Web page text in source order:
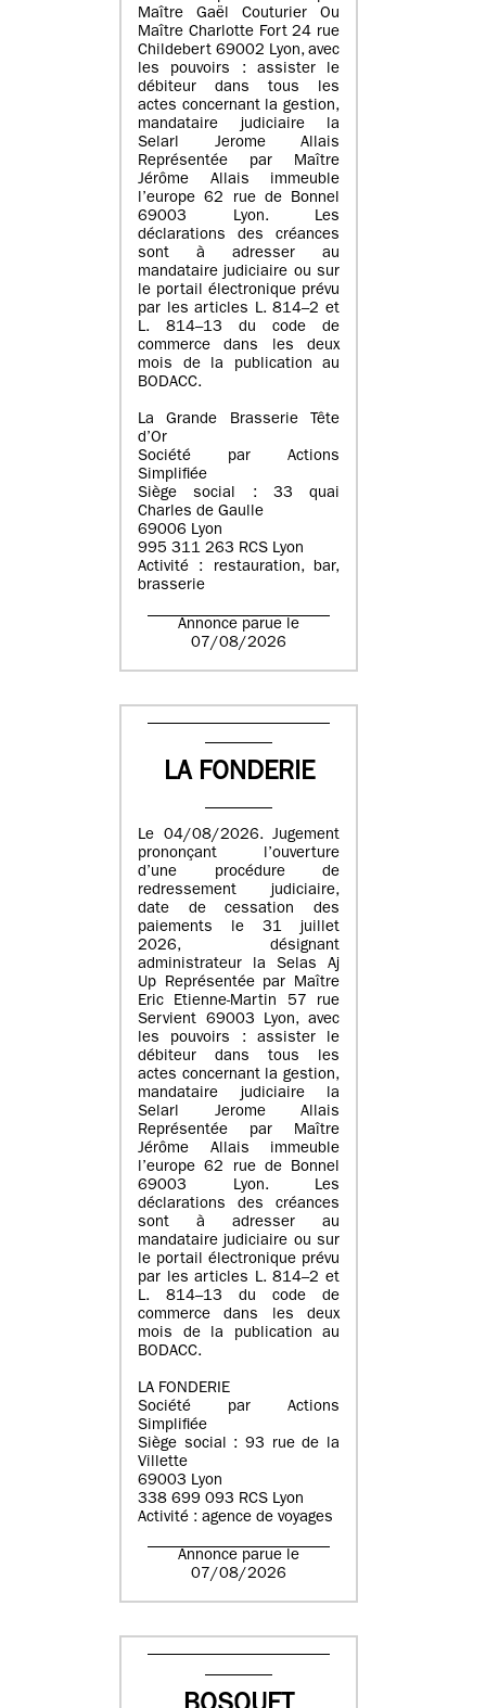
Maître Gaël Couturier Ou
Maître Charlotte Fort 24 rue
Childebert 69002 Lyon, avec
les pouvoirs : assister le
débiteur dans tous les
actes concernant la gestion,
mandataire judiciaire la
Selarl Jerome Allais
Représentée par Maître
Jérôme Allais immeuble
l’europe 62 rue de Bonnel
69003 Lyon. Les
déclarations des créances
sont à adresser au
mandataire judiciaire ou sur
le portail électronique prévu
par les articles L. 814–2 et
L. 814–13 du code de
commerce dans les deux
mois de la publication au
BODACC.
La Grande Brasserie Tête
d’Or
Société par Actions
Simplifiée
Siège social : 33 quai
Charles de Gaulle
69006 Lyon
995 311 263 RCS Lyon
Activité : restauration, bar,
brasserie
Annonce parue le
07/08/2026
LA FONDERIE
Le 04/08/2026. Jugement
prononçant l’ouverture
d’une procédure de
redressement judiciaire,
date de cessation des
paiements le 31 juillet
2026, désignant
administrateur la Selas Aj
Up Représentée par Maître
Eric Etienne-Martin 57 rue
Servient 69003 Lyon, avec
les pouvoirs : assister le
débiteur dans tous les
actes concernant la gestion,
mandataire judiciaire la
Selarl Jerome Allais
Représentée par Maître
Jérôme Allais immeuble
l’europe 62 rue de Bonnel
69003 Lyon. Les
déclarations des créances
sont à adresser au
mandataire judiciaire ou sur
le portail électronique prévu
par les articles L. 814–2 et
L. 814–13 du code de
commerce dans les deux
mois de la publication au
BODACC.
LA FONDERIE
Société par Actions
Simplifiée
Siège social : 93 rue de la
Villette
69003 Lyon
338 699 093 RCS Lyon
Activité : agence de voyages
Annonce parue le
07/08/2026